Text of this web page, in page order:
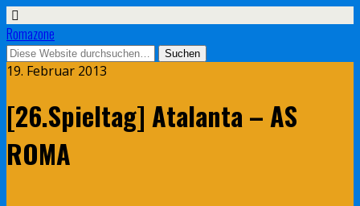
Romazone
19. Februar 2013
[26.Spieltag] Atalanta – AS
ROMA